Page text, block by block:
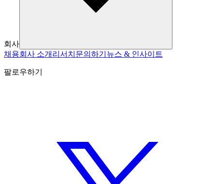
회사
채용회사 소개 리서치 문의하기 뉴스 & 인사이트
팔로우하기